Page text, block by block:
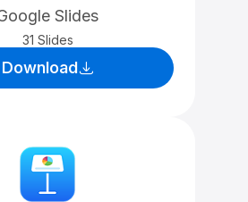
Slides
31 Slides
Download